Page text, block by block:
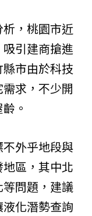
，桃園市近
引建商搶進
市由於科技
求，不少開
。
外乎地段與
區，其中北
問題，建議
化潛勢查詢